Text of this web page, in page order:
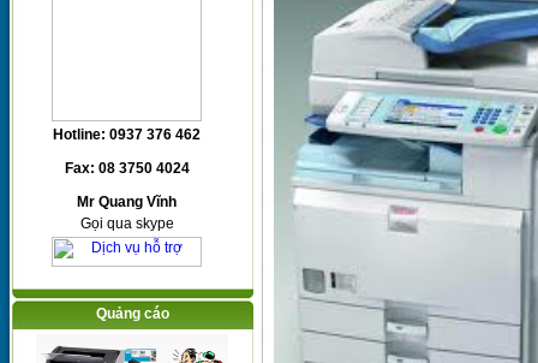
Hotline: 0937 376 462
Fax: 08 3750 4024
Mr Quang Vĩnh
Gọi qua skype
Quảng cáo